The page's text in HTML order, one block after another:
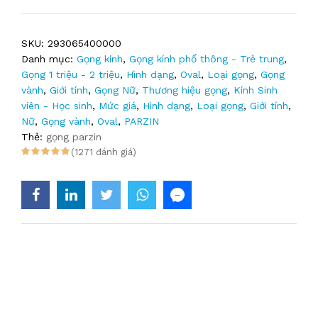
SKU: 293065400000
Danh mục: Gọng kính, Gọng kính phổ thông - Trẻ trung,
Gọng 1 triệu - 2 triệu, Hình dạng, Oval, Loại gọng, Gọng
vành, Giới tính, Gọng Nữ, Thương hiệu gọng, Kính Sinh
viên - Học sinh, Mức giá, Hình dạng, Loại gọng, Giới tính,
Nữ, Gọng vành, Oval, PARZIN
Thẻ: gọng parzin
(1271 đánh giá)